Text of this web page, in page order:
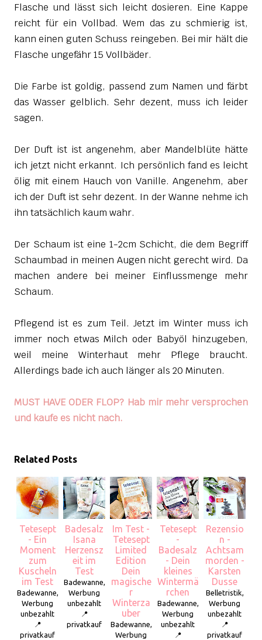
Flasche und lässt sich leicht dosieren. Eine Kappe
reicht für ein Vollbad. Wem das zu schmierig ist,
kann einen guten Schuss reingeben. Bei mir hält die
Flasche ungefähr 15 Vollbäder.
Die Farbe ist goldig, passend zum Namen und färbt
das Wasser gelblich. Sehr dezent, muss ich leider
sagen.
Der Duft ist ist angenehm, aber Mandelblüte hätte
ich jetzt nicht erkannt. Ich persönlich fand es leicht
ölig mit einem Hauch von Vanille. Angenehm, aber
ich der Duft ist sehr dezent. In der Wanne nehme ich
ihn tatsächlich kaum wahr.
Der Schaum ist eine 1-2cm Schicht, die dem Begriff
Schaumbad in meinen Augen nicht gerecht wird. Da
machen andere bei meiner Einflussmenge mehr
Schaum.
Pflegend ist es zum Teil. Jetzt im Winter muss ich
immer noch etwas Milch oder Babyöl hinzugeben,
weil meine Winterhaut mehr Pflege braucht.
Allerdings bade ich auch länger als 20 Minuten.
MUST HAVE ODER FLOP? Hab mir mehr versprochen
und kaufe es nicht nach.
Related Posts
Tetesept
- Ein
Moment
zum
Kuscheln
im Test
Badewanne,
Werbung
unbezahlt
📍
privatkauf
Badesalz
Isana
Herzensz
eit im
Test
Badewanne,
Werbung
unbezahlt
📍
privatkauf
Im Test -
Tetesept
Limited
Edition
Dein
magische
r
Winterza
uber
Badewanne,
Werbung
Tetesept
-
Badesalz
- Dein
kleines
Wintermä
rchen
Badewanne,
Werbung
unbezahlt
📍
Rezensio
n -
Achtsam
morden -
Karsten
Dusse
Belletristik,
Werbung
unbezahlt
📍
privatkauf